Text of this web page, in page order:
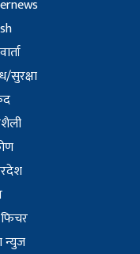
सुरक्षा
न्युज